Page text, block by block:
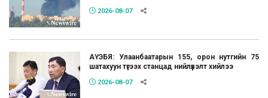
2026-08-07
АҮЭБЯ: Улаанбаатарын 155, орон нутгийн 75
шатахуун түгээх станцад нийлүүлэлт хийлээ
2026-08-07